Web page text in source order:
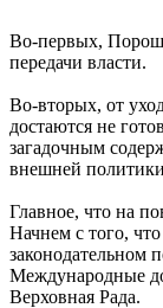
Во-первых,
передачи власти.
Во-вторых, от
достаются не
загадочным
внешней
Главное, что на
Начнем с того,
законодательном
Международные
Верховная Рада.